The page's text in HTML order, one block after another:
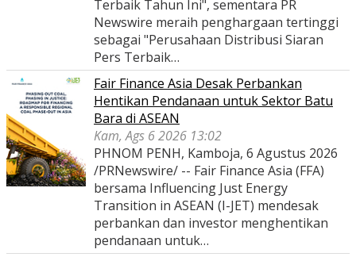
Terbaik Tahun Ini", sementara PR
Newswire meraih penghargaan tertinggi
sebagai "Perusahaan Distribusi Siaran
Pers Terbaik…
Fair Finance Asia Desak Perbankan
Hentikan Pendanaan untuk Sektor Batu
Bara di ASEAN
Kam, Ags 6 2026 13:02
PHNOM PENH, Kamboja, 6 Agustus 2026
/PRNewswire/ -- Fair Finance Asia (FFA)
bersama Influencing Just Energy
Transition in ASEAN (I-JET) mendesak
perbankan dan investor menghentikan
pendanaan untuk…